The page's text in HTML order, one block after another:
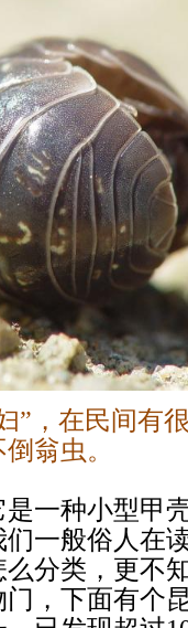
”，在民间有
翁虫。
一种小型甲
一般俗人在
分类，更不
，下面有个